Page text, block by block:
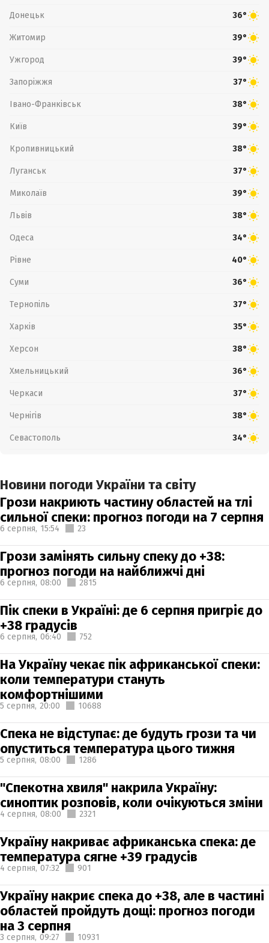
Донецьк 36°
Житомир 39°
Ужгород 39°
Запоріжжя 37°
Івано-Франківськ 38°
Київ 39°
Кропивницький 38°
Луганськ 37°
Миколаїв 39°
Львів 38°
Одеса 34°
Рівне 40°
Суми 36°
Тернопіль 37°
Харків 35°
Херсон 38°
Хмельницький 36°
Черкаси 37°
Чернігів 38°
Севастополь 34°
Новини погоди України та світу
Грози накриють частину областей на тлі
сильної спеки: прогноз погоди на 7 серпня
6 серпня, 15:54 23
Грози замінять сильну спеку до +38:
прогноз погоди на найближчі дні
6 серпня, 08:00 2815
Пік спеки в Україні: де 6 серпня пригріє до
+38 градусів
6 серпня, 06:40 752
На Україну чекає пік африканської спеки:
коли температури стануть
комфортнішими
5 серпня, 20:00 10688
Спека не відступає: де будуть грози та чи
опуститься температура цього тижня
5 серпня, 08:00 1286
"Спекотна хвиля" накрила Україну:
синоптик розповів, коли очікуються зміни
4 серпня, 08:00 2321
Україну накриває африканська спека: де
температура сягне +39 градусів
4 серпня, 07:32 901
Україну накриє спека до +38, але в частині
областей пройдуть дощі: прогноз погоди
на 3 серпня
3 серпня, 09:27 10931